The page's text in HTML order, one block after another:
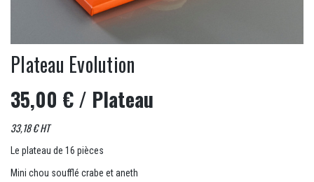
Plateau Evolution
35,00 €/ Plateau
33,18 € HT
Le plateau de 16 pièces
Mini chou soufflé crabe et aneth